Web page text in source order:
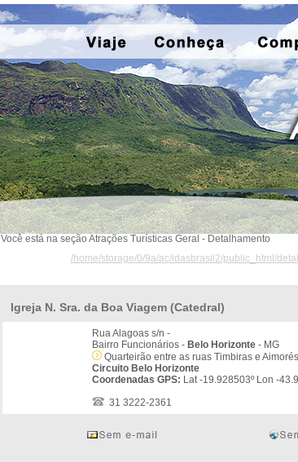
Você está na seção Atrações Turísticas Geral - Detalhamento
/home/storage/0/9a/ac/idasbrasil2/public_html/
Igreja N. Sra. da Boa Viagem (Catedral)
Rua Alagoas s/n -
Bairro Funcionários - Belo Horizonte - MG
Quarteirão entre as ruas Timbiras e
Circuito Belo Horizonte
Coordenadas GPS: Lat -19.928503º Lon -
31 3222-2361